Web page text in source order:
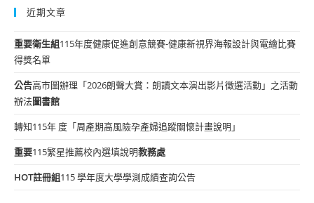
近期文章
重要衛生組115年度健康促進創意競賽-健康新視界海報設計與電繪比賽
得獎名單
公告高市圖辦理「2026朗聲大賞：朗讀文本演出影片徵選活動」之活動
辦法圖書館
轉知115年 度「周產期高風險孕產婦追蹤關懷計畫說明」
重要115繁星推薦校內選填說明教務處
HOT註冊組115 學年度大學學測成績查詢公告